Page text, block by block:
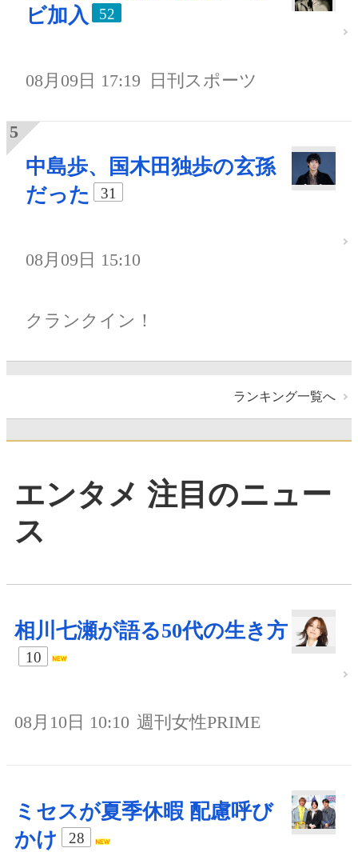
ビ加入
52
08月09日 17:19 日刊スポーツ
中島歩、国木田独歩の玄孫
だった
31
08月09日 15:10
クランクイン！
ランキング一覧へ
エンタメ 注目のニュー
ス
相川七瀬が語る50代の生き方
10
08月10日 10:10 週刊女性PRIME
ミセスが夏季休暇 配慮呼び
かけ
28